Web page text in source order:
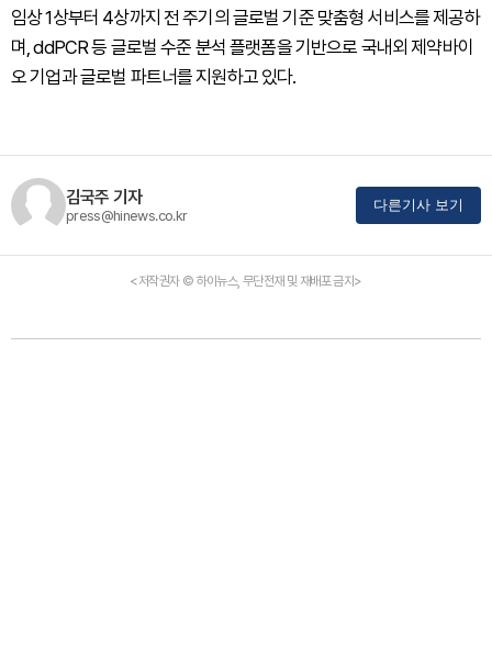
임상 1상부터 4상까지 전 주기의 글로벌 기준 맞춤형 서비스를 제공하
며, ddPCR 등 글로벌 수준 분석 플랫폼을 기반으로 국내외 제약바이
오 기업과 글로벌 파트너를 지원하고 있다.
김국주 기자
press@hinews.co.kr
다른기사 보기
<저작권자 © 하이뉴스, 무단전재 및 재배포 금지>